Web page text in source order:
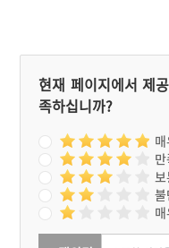
현재 페이지에서 제
족하십니까?